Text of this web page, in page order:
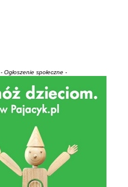
- Ogłoszenie społeczne -